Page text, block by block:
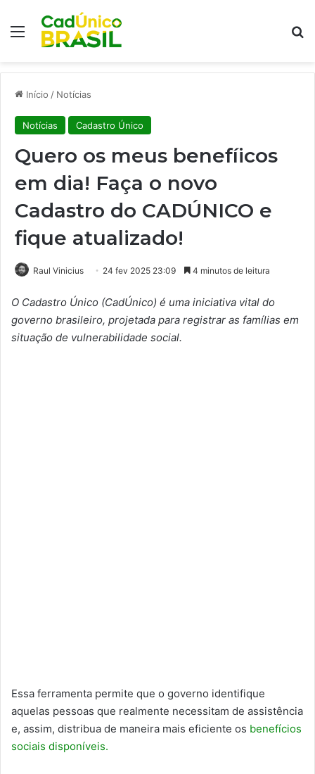
Menu
Início / Notícias
Notícias Cadastro Único
Quero os meus benefíicos
em dia! Faça o novo
Cadastro do CADÚNICO e
fique atualizado!
Raul Vinicius 24 fev 2025 23:09 4 minutos de leitura
O Cadastro Único (CadÚnico) é uma iniciativa vital do
governo brasileiro, projetada para registrar as famílias em
situação de vulnerabilidade social.
Essa ferramenta permite que o governo identifique
aquelas pessoas que realmente necessitam de assistência
e, assim, distribua de maneira mais eficiente os benefícios
sociais disponíveis.